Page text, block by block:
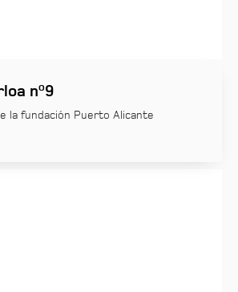
nº9
la fundación Puerto Alicante